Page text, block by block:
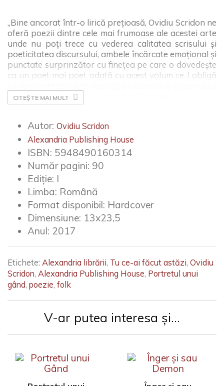
„Bine ancorat într-o lirică preţioasă, Ovidiu Scridon ne
oferă poezii dintre cele mai frumoase ale acestei arte
unde nu poţi trece cu vederea calitatea scrisului şi
poeticitatea discursului, ambele încărcate emoţional şi
punctate surprinzător cu fineţea pe care o dovedeşte
ca un poet mai poet odată cu acest volum ce-l obligă
în ritmul firesc şi continuu al emoţiilor sale.
echilibrului şi succesului în această artă, aşa cum
muzica lui restaurează lumi esenţiale într-un mod
tandru. Şi dacă există şi o altă faţă a acestui lucru,
atunci, cu siguranţă avem de-a face cu cele mai
proaspete câmpii de cuvinte!”(
CITEȘTE MAI MULT
Autor: Ovidiu Scridon
Alexandria Publishing House
ISBN: 5948490160314
Număr pagini: 90
Ediție: I
Limba: Română
Format disponibil: Hardcover
Dimensiune: 13x23,5
Anul: 2017
Etichete: Alexandria librării, Tu ce-ai făcut astăzi, Ovidiu
Scridon, Alexandria Publishing House, Portretul unui
gând, poezie, folk
V-ar putea interesa și...